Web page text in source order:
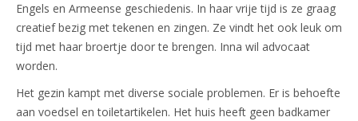
Engels en Armeense geschiedenis. In haar vrije tijd is ze graag
creatief bezig met tekenen en zingen. Ze vindt het ook leuk om
tijd met haar broertje door te brengen. Inna wil advocaat
worden.
Het gezin kampt met diverse sociale problemen. Er is behoefte
aan voedsel en toiletartikelen. Het huis heeft geen badkamer